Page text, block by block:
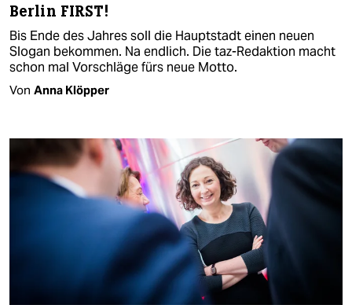
Berlin FIRST!
Bis Ende des Jahres soll die Hauptstadt einen neuen
Slogan bekommen. Na endlich. Die taz-Redaktion macht
schon mal Vorschläge fürs neue Motto.
Von Anna Klöpper